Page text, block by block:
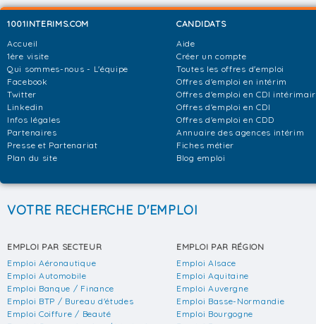
1001INTERIMS.COM
Accueil
1ère visite
Qui sommes-nous - L'équipe
Facebook
Twitter
Linkedin
Infos légales
Partenaires
Presse et Partenariat
Plan du site
CANDIDATS
Aide
Créer un compte
Toutes les offres d'emploi
Offres d'emploi en intérim
Offres d'emploi en CDI
Offres d'emploi en CDI
Offres d'emploi en CDD
Annuaire des agences intérim
Fiches métier
Blog emploi
VOTRE RECHERCHE D'EMPLOI
EMPLOI PAR SECTEUR
Emploi Aéronautique
Emploi Automobile
Emploi Banque / Finance
Emploi BTP / Bureau d'études
Emploi Coiffure / Beauté
EMPLOI PAR RÉGION
Emploi Alsace
Emploi Aquitaine
Emploi Auvergne
Emploi Basse-Normandie
Emploi Bourgogne